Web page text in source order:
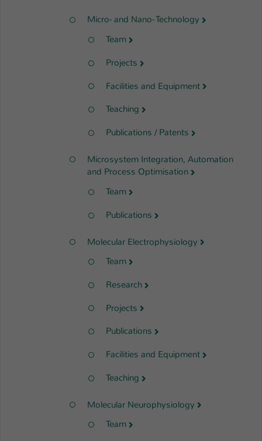
Micro- and Nano- Technology
Team
Projects
Facilities and Equipment
Teaching
Publications / Patents
Microsystem Integration, Automation
and Process Optimisation
Team
Publications
Molecular Electrophysiology
Team
Research
Projects
Publications
Facilities and Equipment
Teaching
Molecular Neurophysiology
Team